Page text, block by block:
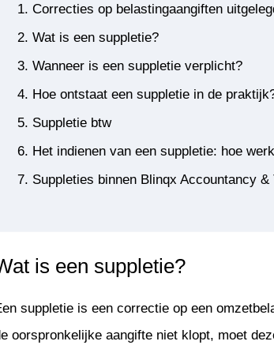
Correcties op belastingaangiften
Wat is een suppletie?
Wanneer is een suppletie verplicht?
Hoe ontstaat een suppletie in de
Suppletie btw
Het indienen van een suppletie: hoe
Suppleties binnen Blinqx Accountancy &
is een suppletie?
suppletie is een correctie op een
oorspronkelijke aangifte niet klopt, moet